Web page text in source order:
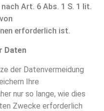
Art. 6 Abs. 1 S. 1 lit.
erforderlich ist.
Daten
der Datenvermeidung
Ihre
nur so lange, wie dies
Zwecke erforderlich